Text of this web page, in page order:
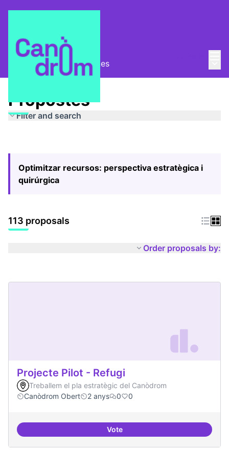
Pla Estratègic Propostes
Propostes
Filter and search
Optimitzar recursos: perspectiva estratègica i
quirúrgica
113 proposals
Order proposals by:
Projecte Pilot - Refugi
Treballem el pla estratègic del Canòdrom
Canòdrom Obert
2 anys 0 0
VoteProjecte Pilot - Refugi